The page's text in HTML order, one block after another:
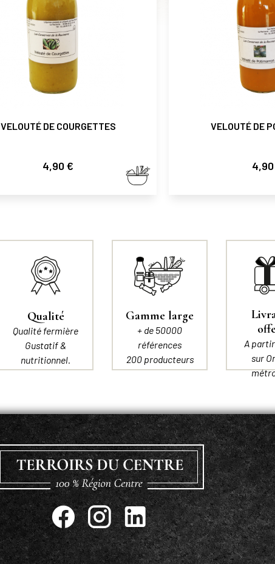
VELOUTÉ DE COURGETTES
Prix
4,90 €
VELOUTÉ DE
Prix
Qualité
Qualité fermière
Gustatif &
nutritionnel.
Gamme large
+ de 50000
références
200 producteurs
A
sur